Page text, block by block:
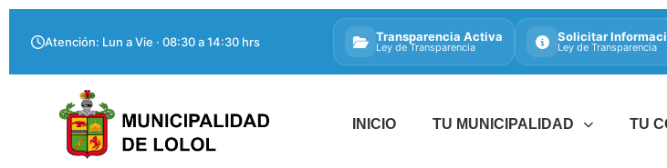
Atención: Lun a Vie · 08:30 a 14:30 hrs Transparencia Activa
Ley de Transparencia
Solicitar
Ley de Transparencia
INICIO TU MUNICIPALIDAD TU